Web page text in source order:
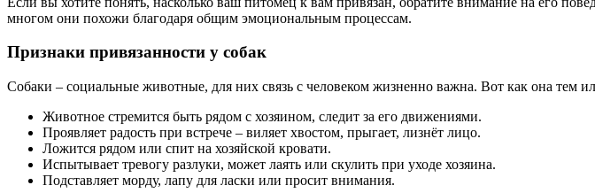
многом они похожи благодаря общим эмоциональным процессам.
Признаки привязанности у собак
Собаки – социальные животные, для них связь с человеком жизненно важна. Вот как она тем
Животное стремится быть рядом с хозяином, следит за его движениями.
Проявляет радость при встрече – виляет хвостом, прыгает, лизнёт лицо.
Ложится рядом или спит на хозяйской кровати.
Испытывает тревогу разлуки, может лаять или скулить при уходе хозяина.
Подставляет морду, лапу для ласки или просит внимания.